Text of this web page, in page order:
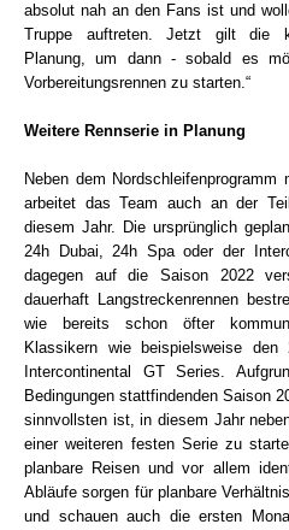
absolut nah an den Fans ist und
Truppe auftreten. Jetzt gilt die
Planung, um dann - sobald es
Vorbereitungsrennen zu starten.“
Weitere Rennserie in Planung
Neben dem Nordschleifenprogramm
arbeitet das Team auch an der
diesem Jahr. Die ursprünglich
24h Dubai, 24h Spa oder der
dagegen auf die Saison 2022
dauerhaft Langstreckenrennen
wie bereits schon öfter
Klassikern wie beispielsweise den
Intercontinental GT Series.
Bedingungen stattfindenden Saison
sinnvollsten ist, in diesem Jahr
einer weiteren festen Serie zu
planbare Reisen und vor allem
Abläufe sorgen für planbare
und schauen auch die ersten